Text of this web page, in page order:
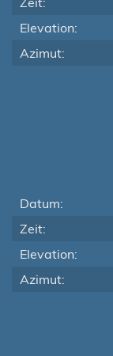
Elevation:
Azimut:
Datum:
Zeit:
Elevation:
Azimut: